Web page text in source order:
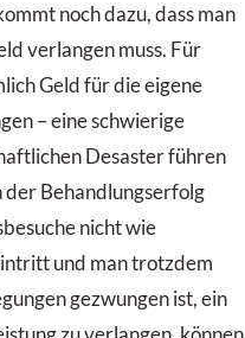
noch dazu, dass man
verlangen muss. Für
Geld für die eigene
– eine schwierige
Desaster führen
der Behandlungserfolg
nicht wie
und man trotzdem
gezwungen ist, ein